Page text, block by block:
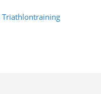
Triathlontraining